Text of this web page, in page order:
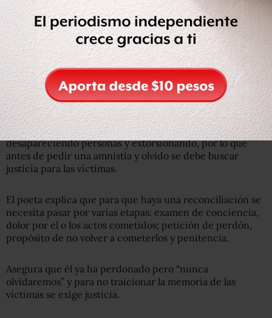
Sicilia señala que el crimen organizado sigue
desapareciendo personas y extorsionando, por lo que
antes de pedir una amnistía y olvido se debe buscar
justicia para las víctimas.
El poeta explica que para que haya una reconciliación se
necesita pasar por varias etapas: examen de conciencia,
dolor por el o los actos cometidos; petición de perdón,
propósito de no volver a cometerlos y penitencia.
Asegura que él ya ha perdonado pero “nunca
olvidaremos” y para no traicionar la memoria de las
víctimas se exige justicia.